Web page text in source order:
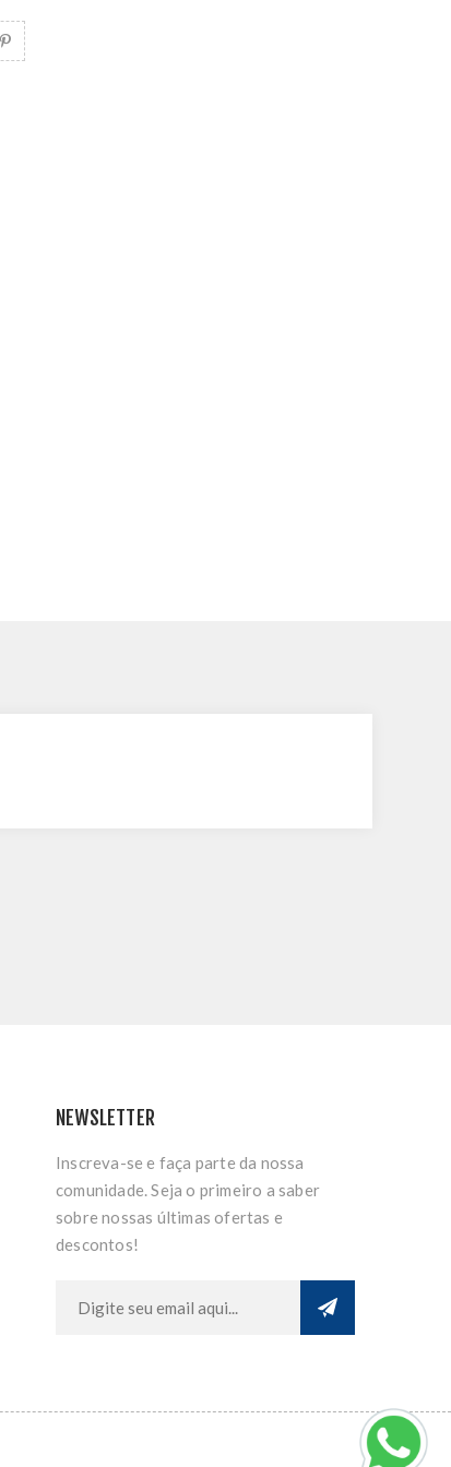
NEWSLETTER
Inscreva-se e faça parte da nossa
comunidade. Seja o primeiro a saber
sobre nossas últimas ofertas e
descontos!